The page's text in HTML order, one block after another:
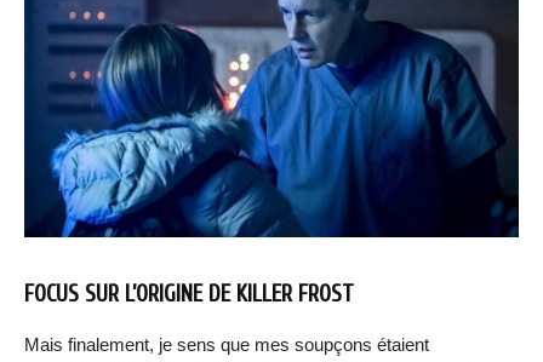
FOCUS SUR L’ORIGINE DE KILLER FROST
Mais finalement, je sens que mes soupçons étaient